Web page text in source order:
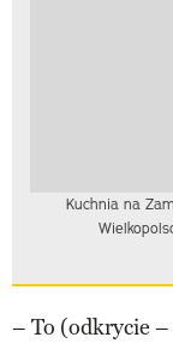
Kuchnia na
– To (odkrycie